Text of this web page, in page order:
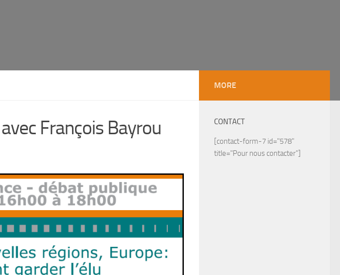
François Bayrou
MORE
CONTACT
[contact-form-7 id="578"
title="Pour nous contacter"]